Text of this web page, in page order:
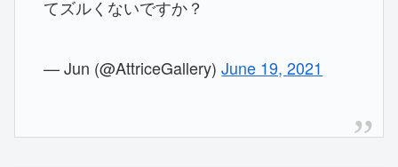
てズルくないですか？
— Jun (@AttriceGallery)June 19, 2021